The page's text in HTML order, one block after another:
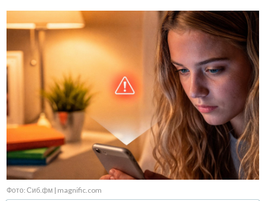
Фото: Сиб.фм | magnific.com